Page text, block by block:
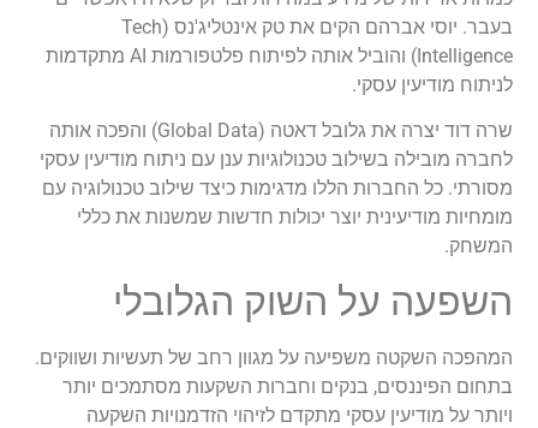
בעבר. יוסי אברהם הקים את טק אינטליג'נס (Tech
Intelligence) והוביל אותה לפיתוח פלטפורמות AI מתקדמות
לניתוח מודיעין עסקי.
שרה דוד יצרה את גלובל דאטה (Global Data) והפכה אותה
לחברה מובילה בשילוב טכנולוגיות ענן עם ניתוח מודיעין עסקי
מסורתי. כל החברות הללו מדגימות כיצד שילוב טכנולוגיה עם
מומחיות מודיעינית יוצר יכולות חדשות שמשנות את כללי
המשחק.
השפעה על השוק הגלובלי
המהפכה השקטה משפיעה על מגוון רחב של תעשיות ושווקים.
בתחום הפיננסים, בנקים וחברות השקעות מסתמכים יותר
ויותר על מודיעין עסקי מתקדם לזיהוי הזדמנויות השקעה